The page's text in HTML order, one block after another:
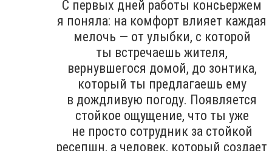
С первых дней работы консьержем
я поняла: на комфорт влияет каждая
мелочь — от улыбки, с которой
ты встречаешь жителя,
вернувшегося домой, до зонтика,
который ты предлагаешь ему
в дождливую погоду. Появляется
стойкое ощущение, что ты уже
не просто сотрудник за стойкой
ресепшн, а человек, который создает